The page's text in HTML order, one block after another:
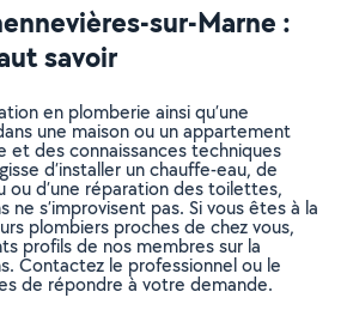
sur-Marne :
savoir
en plomberie ainsi qu’une
une maison ou un appartement
et des connaissances techniques
d’installer un chauffe-eau, de
ou d’une réparation des toilettes,
s’improvisent pas. Si vous êtes à la
plombiers proches de chez vous,
profils de nos membres sur la
Contactez le professionnel ou le
de répondre à votre demande.